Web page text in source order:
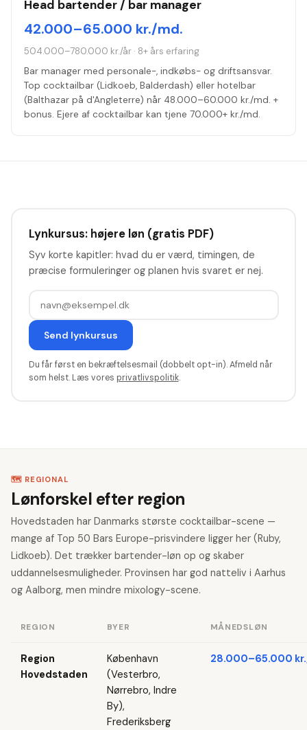
Head bartender / bar manager
42.000–65.000 kr./md.
504.000–780.000 kr./år · 8+ års erfaring
Bar manager med personale-, indkøbs- og driftsansvar.
Top cocktailbar (Lidkoeb, Balderdash) eller hotelbar
(Balthazar på d'Angleterre) når 48.000–60.000 kr./md. +
bonus. Ejere af cocktailbar kan tjene 70.000+ kr./md.
Lynkursus: højere løn (gratis PDF)
Syv korte kapitler: hvad du er værd, timingen, de
præcise formuleringer og planen hvis svaret er nej.
Send lynkursus
Du får først en bekræftelsesmail (dobbelt opt-in). Afmeld når
som helst. Læs vores privatlivspolitik.
🗺️ REGIONAL
Lønforskel efter region
Hovedstaden har Danmarks største cocktailbar-scene —
mange af Top 50 Bars Europe-prisvindere ligger her (Ruby,
Lidkoeb). Det trækker bartender-løn op og skaber
uddannelsesmuligheder. Provinsen har god natteliv i Aarhus
og Aalborg, men mindre mixology-scene.
REGION BYER MÅNEDSLØN
Region
Hovedstaden
København
(Vesterbro,
Nørrebro, Indre
By),
Frederiksberg
28.000–65.000